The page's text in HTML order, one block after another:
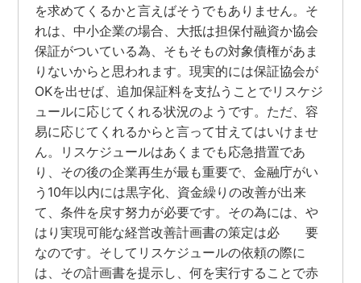
を求めてくるかと言えばそうでもありません。そ
れは、中小企業の場合、大抵は担保付融資か協会
保証がついている為、そもそもの対象債権があま
りないからと思われます。現実的には保証協会が
OKを出せば、追加保証料を支払うことでリスケジ
ュールに応じてくれる状況のようです。ただ、容
易に応じてくれるからと言って甘えてはいけませ
ん。リスケジュールはあくまでも応急措置であ
り、その後の企業再生が最も重要で、金融庁がい
う10年以内には黒字化、資金繰りの改善が出来
て、条件を戻す努力が必要です。その為には、や
はり実現可能な経営改善計画書の策定は必 要
なのです。そしてリスケジュールの依頼の際に
は、その計画書を提示し、何を実行することで赤